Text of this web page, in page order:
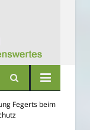
Fegerts beim